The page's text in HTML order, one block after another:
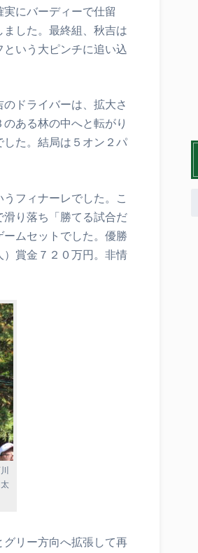
にバーディーで仕留
した。最終組、秋吉は
いう大ピンチに追い込
ドライバーは、拡大さ
ある林の中へと転がり
た。結局は５オン２パ
フィナーレでした。こ
り落ち「勝てる試合だ
ムセットでした。優勝
賞金７２０万円。非情
リー方向へ拡張して再